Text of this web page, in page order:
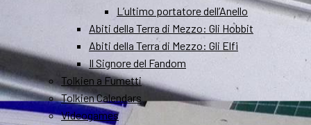
L’ultimo portatore dell’Anello
Abiti della Terra di Mezzo: Gli Hobbit
Abiti della Terra di Mezzo: Gli Elfi
Il Signore del Fandom
Tolkien a Fumetti
Tolkien Calendars
Videogames